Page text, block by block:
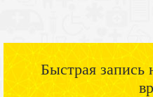
Быстрая запись